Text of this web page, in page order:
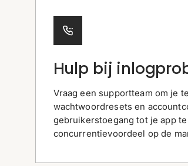
Hulp bij
Vraag een supportteam om je
wachtwoordresets en
gebruikerstoegang tot je app
concurrentievoordeel op de